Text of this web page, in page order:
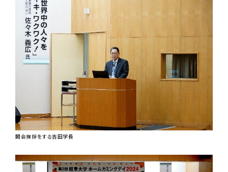
開会挨拶をする吉田学長